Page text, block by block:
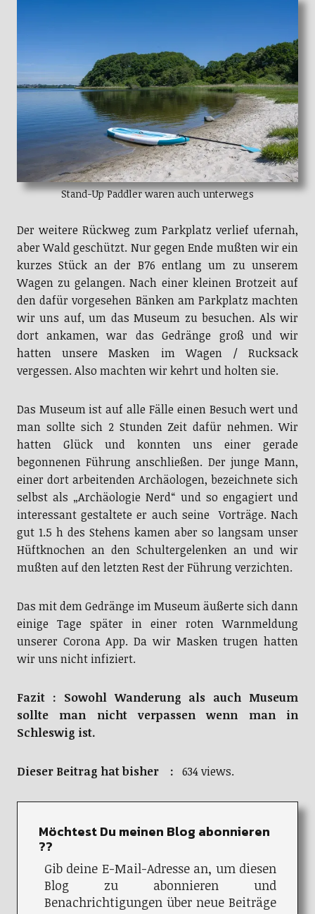
Stand-Up Paddler waren auch unterwegs
Der weitere Rückweg zum Parkplatz verlief ufernah,
aber Wald geschützt. Nur gegen Ende mußten wir ein
kurzes Stück an der B76 entlang um zu unserem
Wagen zu gelangen. Nach einer kleinen Brotzeit auf
den dafür vorgesehen Bänken am Parkplatz machten
wir uns auf, um das Museum zu besuchen. Als wir
dort ankamen, war das Gedränge groß und wir
hatten unsere Masken im Wagen / Rucksack
vergessen. Also machten wir kehrt und holten sie.
Das Museum ist auf alle Fälle einen Besuch wert und
man sollte sich 2 Stunden Zeit dafür nehmen. Wir
hatten Glück und konnten uns einer gerade
begonnenen Führung anschließen. Der junge Mann,
einer dort arbeitenden Archäologen, bezeichnete sich
selbst als „Archäologie Nerd“ und so engagiert und
interessant gestaltete er auch seine Vorträge. Nach
gut 1.5 h des Stehens kamen aber so langsam unser
Hüftknochen an den Schultergelenken an und wir
mußten auf den letzten Rest der Führung verzichten.
Das mit dem Gedränge im Museum äußerte sich dann
einige Tage später in einer roten Warnmeldung
unserer Corona App. Da wir Masken trugen hatten
wir uns nicht infiziert.
Fazit : Sowohl Wanderung als auch Museum
sollte man nicht verpassen wenn man in
Schleswig ist.
Dieser Beitrag hat bisher : 634 views.
Möchtest Du meinen Blog abonnieren
??
Gib deine E-Mail-Adresse an, um diesen
Blog zu abonnieren und
Benachrichtigungen über neue Beiträge